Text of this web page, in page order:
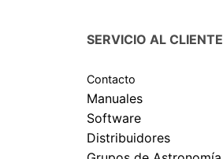
SERVICIO AL CLIENTE
Contacto
Manuales
Software
Distribuidores